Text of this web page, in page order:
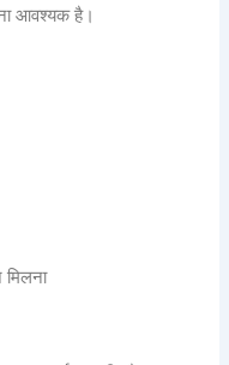
आवश्यक है।